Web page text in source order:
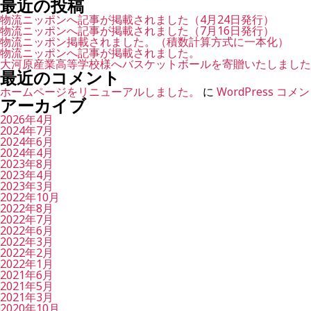
対
象:
最近の投稿
物流ニッポンへ記事が掲載されました（4月24日発行）
物流ニッポンへ記事が掲載されました（7月16日発行）
物流ニッポン掲載されました。（積数計算方式に一本化）
物流ニッポンへ記事が掲載されました。
大河原産業高等学校様へバスケットボールを寄贈いたしました
最近のコメント
ホームページをリニューアルしました。 に WordPress コメ
アーカイブ
2026年4月
2024年7月
2024年6月
2024年4月
2023年8月
2023年4月
2023年3月
2022年10月
2022年8月
2022年7月
2022年6月
2022年3月
2022年2月
2022年1月
2021年6月
2021年5月
2021年3月